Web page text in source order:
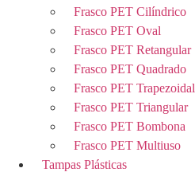
Frasco PET Cilíndrico
Frasco PET Oval
Frasco PET Retangular
Frasco PET Quadrado
Frasco PET Trapezoidal
Frasco PET Triangular
Frasco PET Bombona
Frasco PET Multiuso
Tampas Plásticas